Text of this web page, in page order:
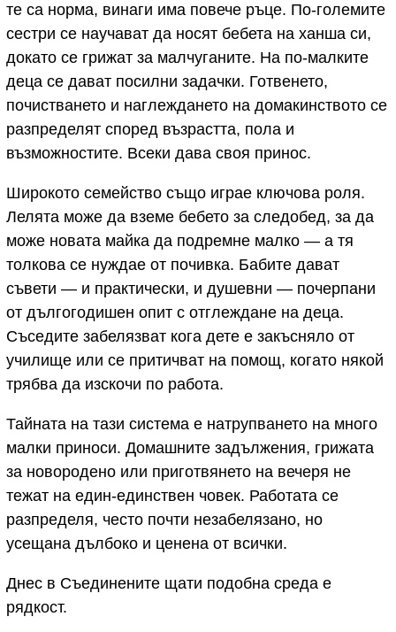
те са норма, винаги има повече ръце. По-големите
сестри се научават да носят бебета на ханша си,
докато се грижат за малчуганите. На по-малките
деца се дават посилни задачки. Готвенето,
почистването и наглеждането на домакинството се
разпределят според възрастта, пола и
възможностите. Всеки дава своя принос.
Широкото семейство също играе ключова роля.
Лелята може да вземе бебето за следобед, за да
може новата майка да подремне малко — а тя
толкова се нуждае от почивка. Бабите дават
съвети — и практически, и душевни — почерпани
от дългогодишен опит с отглеждане на деца.
Съседите забелязват кога дете е закъсняло от
училище или се притичват на помощ, когато някой
трябва да изскочи по работа.
Тайната на тази система е натрупването на много
малки приноси. Домашните задължения, грижата
за новородено или приготвянето на вечеря не
тежат на един-единствен човек. Работата се
разпределя, често почти незабелязано, но
усещана дълбоко и ценена от всички.
Днес в Съединените щати подобна среда е
рядкост.